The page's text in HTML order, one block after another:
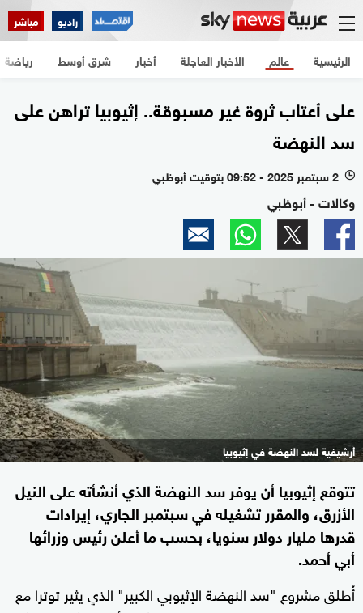
راديو مباشر
الرئيسية الأخبار العاجلة أخبار شرق أوسط عالم رياضة
على أعتاب ثروة غير مسبوقة.. إثيوبيا تراهن على
سد النهضة
l 2 سبتمبر 2025 - 09:52 بتوقيت أبوظبي
وكالات - أبوظبي
أرشيفية لسد النهضة في إثيوبيا
تتوقع إثيوبيا أن يوفر سد النهضة الذي أنشأته على النيل
الأزرق، والمقرر تشغيله في سبتمبر الجاري، إيرادات
قدرها مليار دولار سنويا، بحسب ما أعلن رئيس وزرائها
أبي أحمد.
أُطلق مشروع "سد النهضة الإثيوبي الكبير" الذي يثير توترا مع